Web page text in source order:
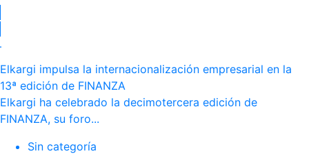
Elkargi impulsa la internacionalización empresarial en la
13ª edición de FINANZA
Elkargi ha celebrado la decimotercera edición de
FINANZA, su foro...
Sin categoría